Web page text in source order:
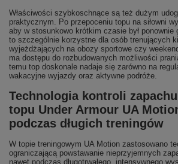
Właściwości szybkoschnące są też dużym
praktycznym. Po przepoceniu topu na siłowni
aby w stosunkowo krótkim czasie był
to szczególnie korzystne dla osób trenujących
wyjeżdżających na obozy sportowe czy
ma dostępu do rozbudowanych możliwości
temu top doskonale nadaje się zarówno na
wakacyjne wyjazdy oraz aktywne podróże.
Technologia kontroli
topu Under Armour UA
podczas długich treningów
W topie treningowym UA Motion zastosowano
ograniczającą powstawanie nieprzyjemnych
nawet podczas długotrwałego, intensywnego